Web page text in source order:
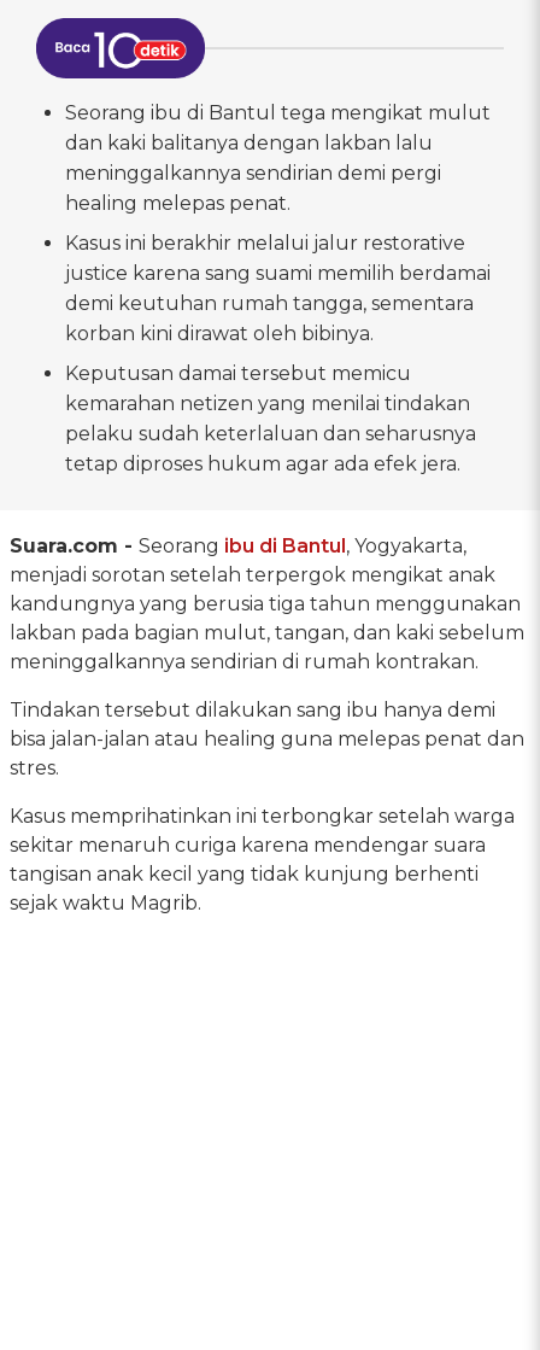
Seorang ibu di Bantul tega mengikat mulut
dan kaki balitanya dengan lakban lalu
meninggalkannya sendirian demi pergi
healing melepas penat.
Kasus ini berakhir melalui jalur restorative
justice karena sang suami memilih berdamai
demi keutuhan rumah tangga, sementara
korban kini dirawat oleh bibinya.
Keputusan damai tersebut memicu
kemarahan netizen yang menilai tindakan
pelaku sudah keterlaluan dan seharusnya
tetap diproses hukum agar ada efek jera.
Suara.com - Seorang ibu di Bantul, Yogyakarta,
menjadi sorotan setelah terpergok mengikat anak
kandungnya yang berusia tiga tahun menggunakan
lakban pada bagian mulut, tangan, dan kaki sebelum
meninggalkannya sendirian di rumah kontrakan.
Tindakan tersebut dilakukan sang ibu hanya demi
bisa jalan-jalan atau healing guna melepas penat dan
stres.
Kasus memprihatinkan ini terbongkar setelah warga
sekitar menaruh curiga karena mendengar suara
tangisan anak kecil yang tidak kunjung berhenti
sejak waktu Magrib.